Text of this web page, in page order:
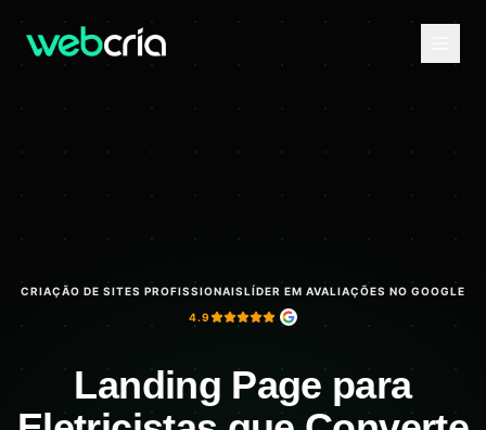
CRIAÇÃO DE SITES PROFISSIONAISLÍDER EM AVALIAÇÕES NO GOOGLE
4.9
Landing Page para